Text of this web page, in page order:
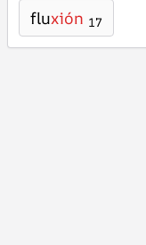
fluxión 17